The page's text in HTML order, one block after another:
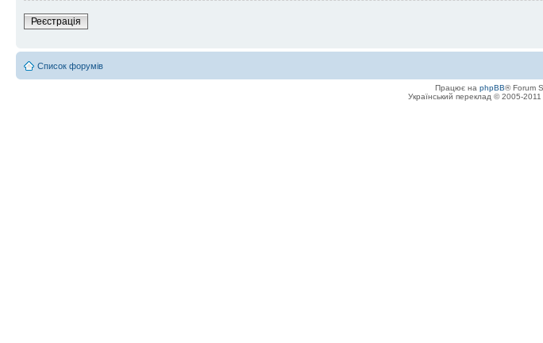
Реєстрація
Список форумів
Працює на phpBB® Forum
Український переклад © 2005-2011